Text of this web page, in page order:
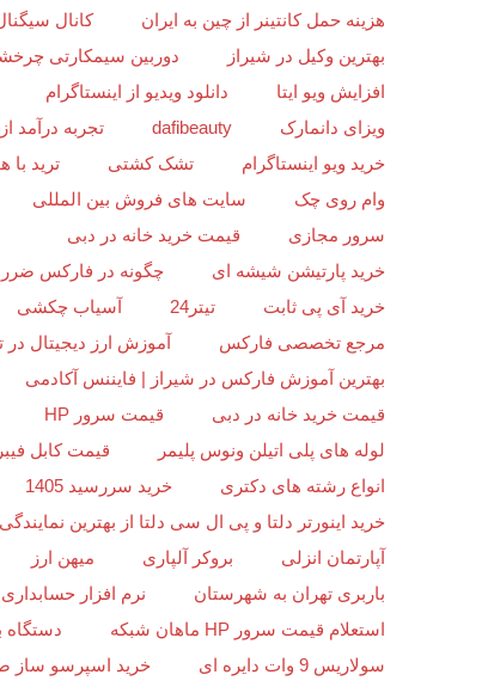
هزینه حمل کانتینر از چین به ایران
کانال
بهترین وکیل در شیراز
دوربین سیمکارتی
افزایش ویو ایتا
دانلود ویدیو از اینستاگرام
ویزای دانمارک
dafibeauty
تجربه درآمد
خرید ویو اینستاگرام
تشک کشتی
ترید
وام روی چک
سایت های فروش بین المللی
سرور مجازی
قیمت خرید خانه در دبی
خرید پارتیشن شیشه ای
چگونه در فارکس ضرر
خرید آی پی ثابت
تیتر24
آسیاب چکشی
مرجع تخصصی فارکس
آموزش ارز دیجیتال در
بهترین آموزش فارکس در شیراز | فایننس آکادمی
قیمت خرید خانه در دبی
قیمت سرور HP
لوله های پلی اتیلن ونوس پلیمر
قیمت کابل
انواع رشته های دکتری
خرید سررسید 1405
خرید اینورتر دلتا و پی ال سی دلتا از بهترین نمایندگی
آپارتمان انزلی
بروکر آلپاری
میهن ارز
باربری تهران به شهرستان
نرم افزار حسابداری
استعلام قیمت سرور HP ماهان شبکه
دستگاه
سولاریس 9 وات دایره ای
خرید اسپرسو ساز